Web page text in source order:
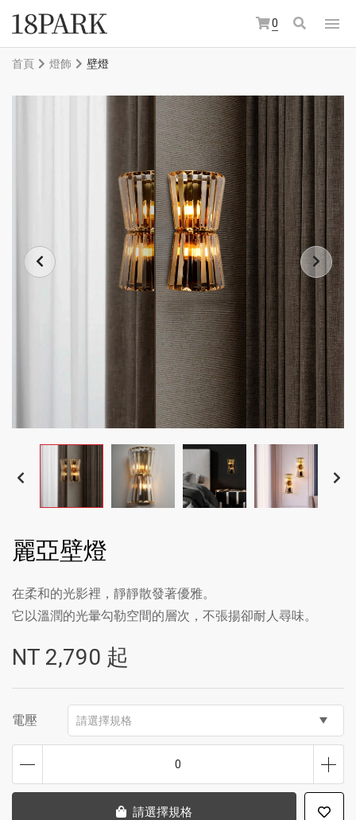
0
首頁 燈飾 壁燈
麗亞壁燈
在柔和的光影裡，靜靜散發著優雅。
它以溫潤的光暈勾勒空間的層次，不張揚卻耐人尋味。
NT 2,790 起
電壓 請選擇規格
0
請選擇規格